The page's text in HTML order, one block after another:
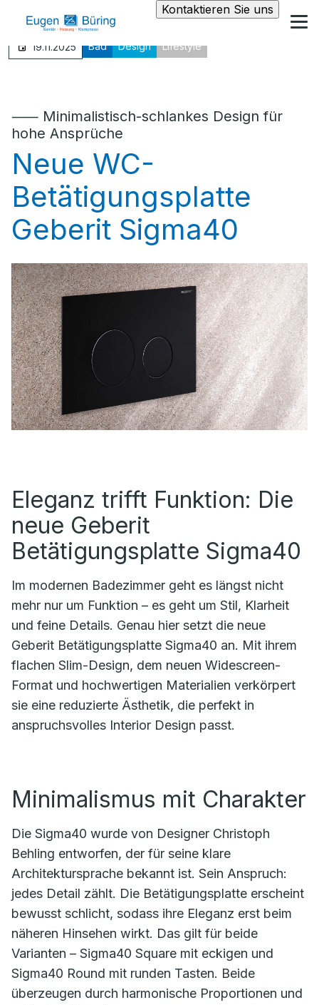
Kontaktieren Sie uns
19.11.2025 Bad Design Lifestyle
⸺ Minimalistisch-schlankes Design für
hohe Ansprüche
Neue WC-
Betätigungsplatte
Geberit Sigma40
Eleganz trifft Funktion: Die
neue Geberit
Betätigungsplatte Sigma40
Im modernen Badezimmer geht es längst nicht
mehr nur um Funktion – es geht um Stil, Klarheit
und feine Details. Genau hier setzt die neue
Geberit Betätigungsplatte Sigma40 an. Mit ihrem
flachen Slim-Design, dem neuen Widescreen-
Format und hochwertigen Materialien verkörpert
sie eine reduzierte Ästhetik, die perfekt in
anspruchsvolles Interior Design passt.
Minimalismus mit Charakter
Die Sigma40 wurde von Designer Christoph
Behling entworfen, der für seine klare
Architektursprache bekannt ist. Sein Anspruch:
jedes Detail zählt. Die Betätigungsplatte erscheint
bewusst schlicht, sodass ihre Eleganz erst beim
näheren Hinsehen wirkt. Das gilt für beide
Varianten – Sigma40 Square mit eckigen und
Sigma40 Round mit runden Tasten. Beide
überzeugen durch harmonische Proportionen und